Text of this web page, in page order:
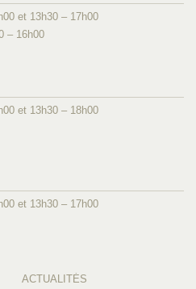
et 13h30 – 17h00
– 16h00
et 13h30 – 18h00
et 13h30 – 17h00
ACTUALITÉS